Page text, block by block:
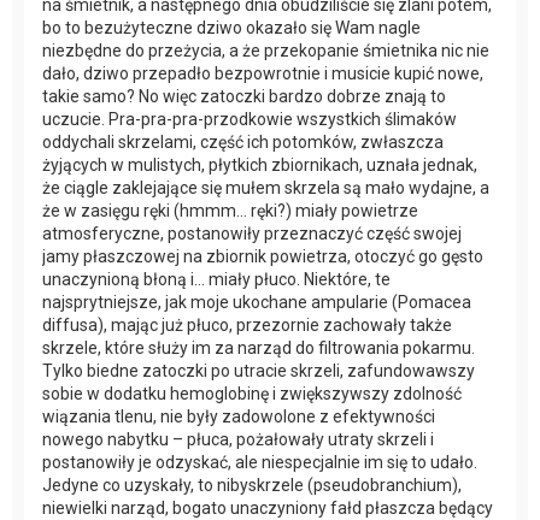
na śmietnik, a następnego dnia obudziliście się zlani potem,
bo to bezużyteczne dziwo okazało się Wam nagle
niezbędne do przeżycia, a że przekopanie śmietnika nic nie
dało, dziwo przepadło bezpowrotnie i musicie kupić nowe,
takie samo? No więc zatoczki bardzo dobrze znają to
uczucie. Pra-pra-pra-przodkowie wszystkich ślimaków
oddychali skrzelami, część ich potomków, zwłaszcza
żyjących w mulistych, płytkich zbiornikach, uznała jednak,
że ciągle zaklejające się mułem skrzela są mało wydajne, a
że w zasięgu ręki (hmmm… ręki?) miały powietrze
atmosferyczne, postanowiły przeznaczyć część swojej
jamy płaszczowej na zbiornik powietrza, otoczyć go gęsto
unaczynioną błoną i… miały płuco. Niektóre, te
najsprytniejsze, jak moje ukochane ampularie (Pomacea
diffusa), mając już płuco, przezornie zachowały także
skrzele, które służy im za narząd do filtrowania pokarmu.
Tylko biedne zatoczki po utracie skrzeli, zafundowawszy
sobie w dodatku hemoglobinę i zwiększywszy zdolność
wiązania tlenu, nie były zadowolone z efektywności
nowego nabytku – płuca, pożałowały utraty skrzeli i
postanowiły je odzyskać, ale niespecjalnie im się to udało.
Jedyne co uzyskały, to nibyskrzele (pseudobranchium),
niewielki narząd, bogato unaczyniony fałd płaszcza będący